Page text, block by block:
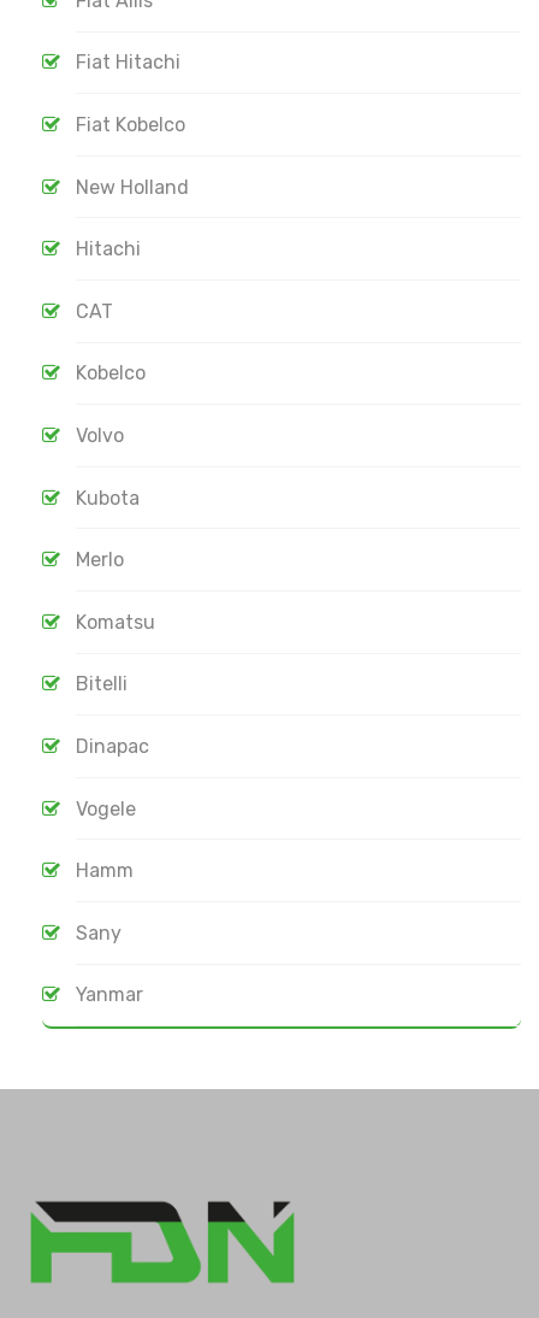
Fiat Hitachi
Fiat Kobelco
New Holland
Hitachi
CAT
Kobelco
Volvo
Kubota
Merlo
Komatsu
Bitelli
Dinapac
Vogele
Hamm
Sany
Yanmar